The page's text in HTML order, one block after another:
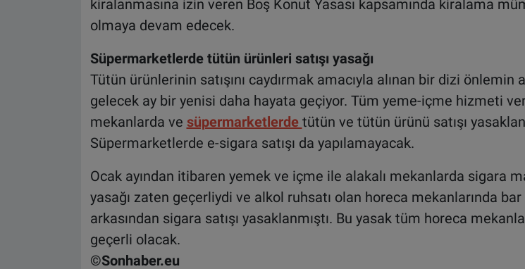
kiralanmasına izin veren Boş Konut Yasası kapsamında kiralama
olmaya devam edecek.
Süpermarketlerde tütün ürünleri satışı yasağı
Tütün ürünlerinin satışını caydırmak amacıyla alınan bir dizi önlemin
gelecek ay bir yenisi daha hayata geçiyor. Tüm yeme-içme hizmeti
mekanlarda ve süpermarketlerde tütün ve tütün ürünü satışı
Süpermarketlerde e-sigara satışı da yapılamayacak.
Ocak ayından itibaren yemek ve içme ile alakalı mekanlarda sigara
yasağı zaten geçerliydi ve alkol ruhsatı olan horeca mekanlarında bar
arkasından sigara satışı yasaklanmıştı. Bu yasak tüm horeca
geçerli olacak.
©Sonhaber.eu